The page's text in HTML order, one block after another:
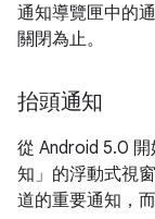
通知導覽匣中的
關閉為止。
抬頭通知
從 Android 5.0
知」 的浮動式視
道的重要通知，